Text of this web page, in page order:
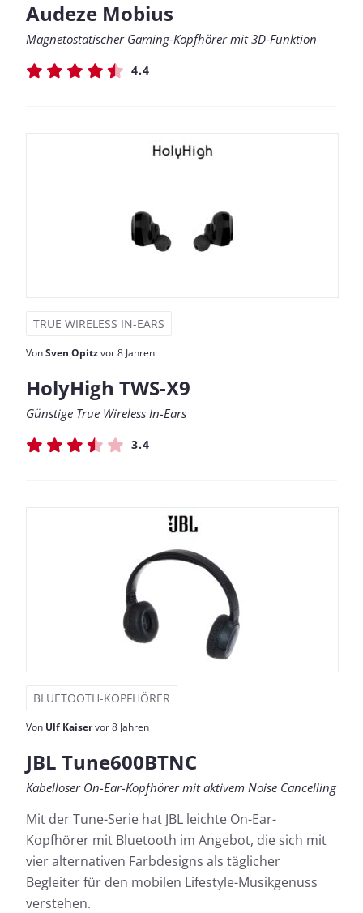
Audeze Mobius
Magnetostatischer Gaming-Kopfhörer mit 3D-Funktion
4.4
TRUE WIRELESS IN-EARS
VonSven Opitzvor 8 Jahren
HolyHigh TWS-X9
Günstige True Wireless In-Ears
3.4
BLUETOOTH-KOPFHÖRER
Von Ulf Kaiservor 8 Jahren
JBL Tune600BTNC
Kabelloser On-Ear-Kopfhörer mit aktivem Noise Cancelling
Mit der Tune-Serie hat JBL leichte On-Ear-
Kopfhörer mit Bluetooth im Angebot, die sich mit
vier alternativen Farbdesigns als täglicher
Begleiter für den mobilen Lifestyle-Musikgenuss
verstehen.